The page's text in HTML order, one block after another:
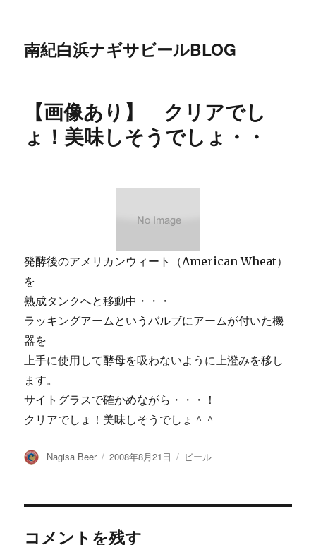
南紀白浜ナギサビールBLOG
【画像あり】 クリアでし
ょ！美味しそうでしょ・・
発酵後のアメリカンウィート（American Wheat）
を
熟成タンクへと移動中・・・
ラッキングアームというバルブにアームが付いた機
器を
上手に使用して酵母を吸わないように上澄みを移し
ます。
サイトグラスで確かめながら・・・！
クリアでしょ！美味しそうでしょ＾＾
投
Nagisa Beer
投
2008年8月21日
カ
ビール
コメントを残す